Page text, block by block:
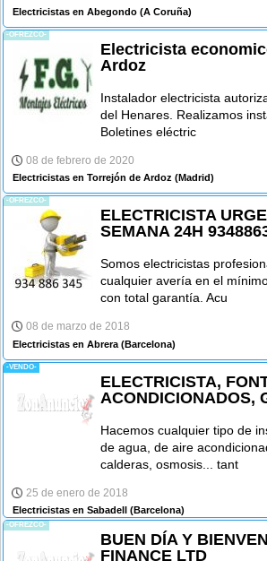
Electricistas en Abegondo (A Coruña)
-OFREZCO-
Electricista
Ardoz
Instalador electricista
del Henares. Realizamos
Boletines eléctric
08 de febrero de 2020
Electricistas en Torrejón de Ardoz (Madrid)
-OFREZCO-
ELECTRICISTA
SEMANA 24H
Somos electricistas
cualquier avería en el
con total garantía. Acu
08 de marzo de 2018
Electricistas en Abrera (Barcelona)
-VENDO-
ELECTRICISTA,
ACONDICIONADOS,
Hacemos cualquier tipo de
de agua, de aire
calderas, osmosis... tant
25 de enero de 2018
Electricistas en Sabadell (Barcelona)
-OFREZCO-
BUEN DÍA Y
FINANCE LTD